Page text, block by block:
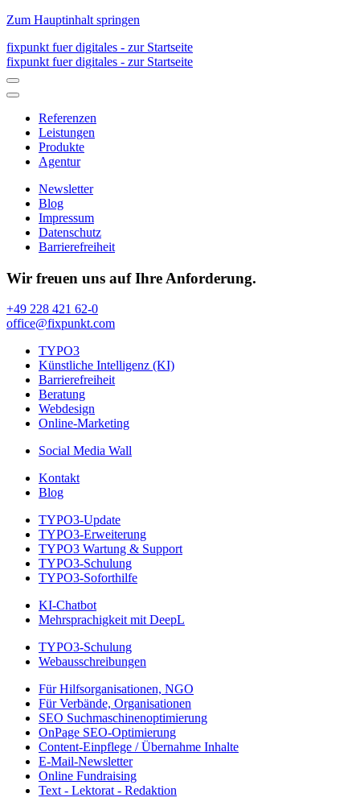
Zum Hauptinhalt springen
fixpunkt fuer digitales - zur Startseite
fixpunkt fuer digitales - zur Startseite
Referenzen
Leistungen
Produkte
Agentur
Newsletter
Blog
Impressum
Datenschutz
Barrierefreiheit
Wir freuen uns auf Ihre Anforderung.
+49 228 421 62-0
office@fixpunkt.com
TYPO3
Künstliche Intelligenz (KI)
Barrierefreiheit
Beratung
Webdesign
Online-Marketing
Social Media Wall
Kontakt
Blog
TYPO3-Update
TYPO3-Erweiterung
TYPO3 Wartung & Support
TYPO3-Schulung
TYPO3-Soforthilfe
KI-Chatbot
Mehrsprachigkeit mit DeepL
TYPO3-Schulung
Webausschreibungen
Für Hilfsorganisationen, NGO
Für Verbände, Organisationen
SEO Suchmaschinenoptimierung
OnPage SEO-Optimierung
Content-Einpflege / Übernahme Inhalte
E-Mail-Newsletter
Online Fundraising
Text - Lektorat - Redaktion